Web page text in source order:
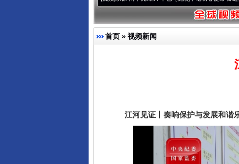
首页 » 视频新闻
江河见证丨奏响保护与发展和谐